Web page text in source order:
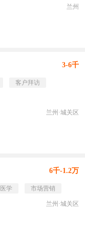
兰州
3-6千
客户拜访
兰州·城关区
6千-1.2万
医学 市场营销
兰州·城关区